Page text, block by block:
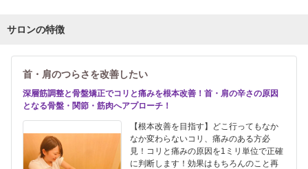
サロンの特徴
首・肩のつらさを改善したい
深層筋調整と骨盤矯正でコリと痛みを根本改善！首・肩の辛さの原因
となる骨盤・関節・筋肉へアプローチ！
【根本改善を目指す】どこ行ってもなか
なか変わらないコリ、痛みのある方必
見！コリと痛みの原因を1ミリ単位で正確
に判断します！効果はもちろんのこと再